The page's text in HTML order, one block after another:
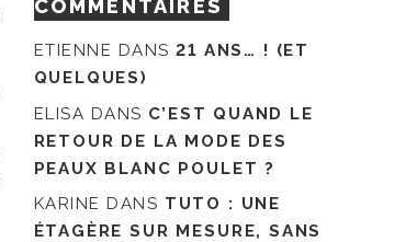
COMMENTAIRES
ETIENNE DANS21 ANS… ! (ET
QUELQUES)
ELISA DANS C’EST QUAND LE
RETOUR DE LA MODE DES
PEAUX BLANC POULET ?
KARINE DANS TUTO : UNE
ÉTAGÈRE SUR MESURE, SANS